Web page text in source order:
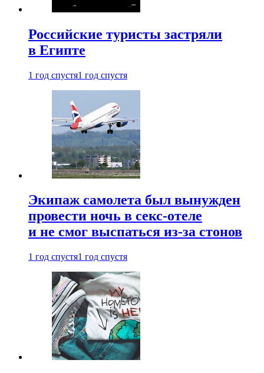
Российские туристы застряли
в Египте
1 год спустя1 год спустя
Экипаж самолета был вынужден
провести ночь в секс-отеле
и не смог выспаться из-за стонов
1 год спустя1 год спустя